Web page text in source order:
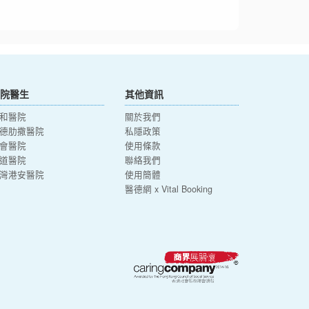
醫生
醫院
肋撒醫院
醫院
醫院
港安醫院
其他資訊
關於我們
私隱政策
使用條款
聯絡我們
使用簡體
醫德網 x Vital Booking